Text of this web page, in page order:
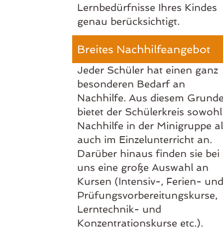
Lernbedürfnisse Ihres Kindes
genau berücksichtigt.
Breites Nachhilfeangebot
Jeder Schüler hat einen ganz
besonderen Bedarf an
Nachhilfe. Aus diesem
bietet der Schülerkreis sowohl
Nachhilfe in der Minigruppe
auch im Einzelunterricht an.
Darüber hinaus finden sie bei
uns eine große Auswahl an
Kursen (Intensiv-, Ferien- und
Prüfungsvorbereitungskurse,
Lerntechnik- und
Konzentrationskurse etc.).